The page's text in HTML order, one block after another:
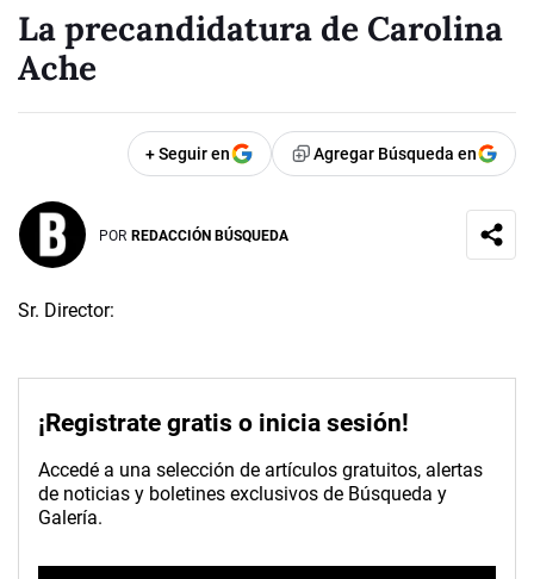
La precandidatura de Carolina
Ache
+ Seguir en Agregar Búsqueda en
POR REDACCIÓN BÚSQUEDA
Sr. Director:
¡Registrate gratis o inicia sesión!
Accedé a una selección de artículos gratuitos, alertas
de noticias y boletines exclusivos de Búsqueda y
Galería.